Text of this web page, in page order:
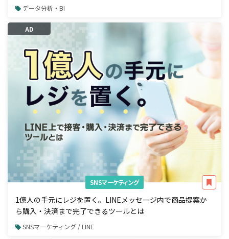
データ分析・BI
AD
SNSマーケティング
1億人の手元にレジを置く。LINEメッセージ内で商品提案か
ら購入・決済まで完了できるツールとは
SNSマーケティング / LINE